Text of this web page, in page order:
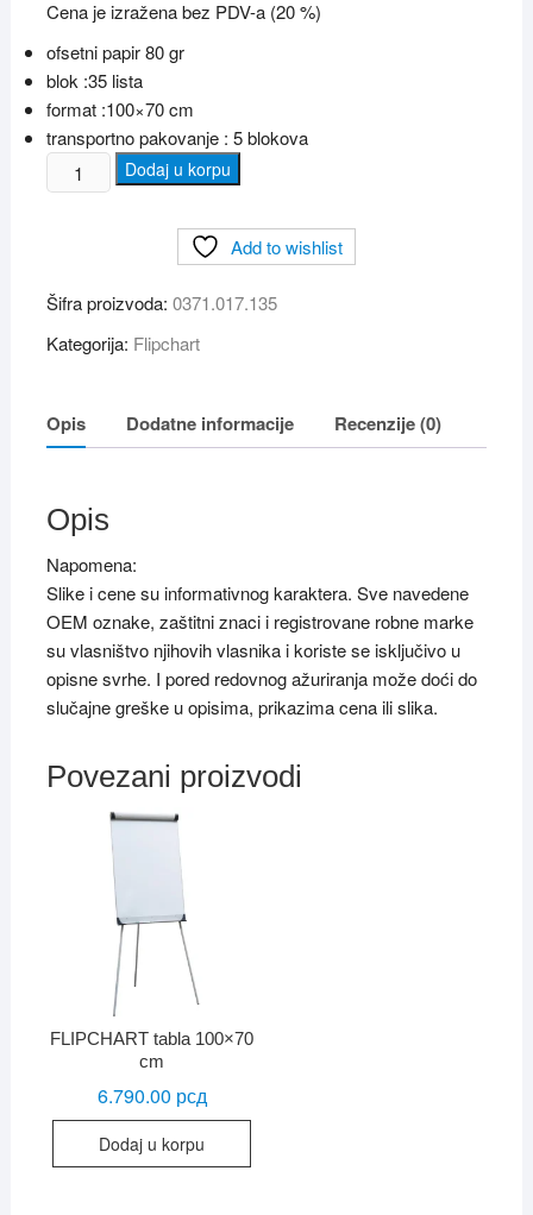
Cena je izražena bez PDV-a (20 %)
ofsetni papir 80 gr
blok :35 lista
format :100×70 cm
transportno pakovanje : 5 blokova
FLIPCHART
blok
lista
količina
Dodaj u korpu
Add to wishlist
Šifra proizvoda: 0371.017.135
Kategorija: Flipchart
Opis Dodatne informacije Recenzije (0)
Opis
Napomena:
Slike i cene su informativnog karaktera. Sve navedene
OEM oznake, zaštitni znaci i registrovane robne marke
su vlasništvo njihovih vlasnika i koriste se isključivo u
opisne svrhe. I pored redovnog ažuriranja može doći do
slučajne greške u opisima, prikazima cena ili slika.
Povezani proizvodi
FLIPCHART tabla 100×70
cm
6.790.00 рсд
Dodaj u korpu